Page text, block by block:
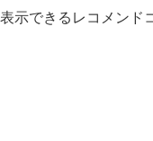
表示できるレコメンド